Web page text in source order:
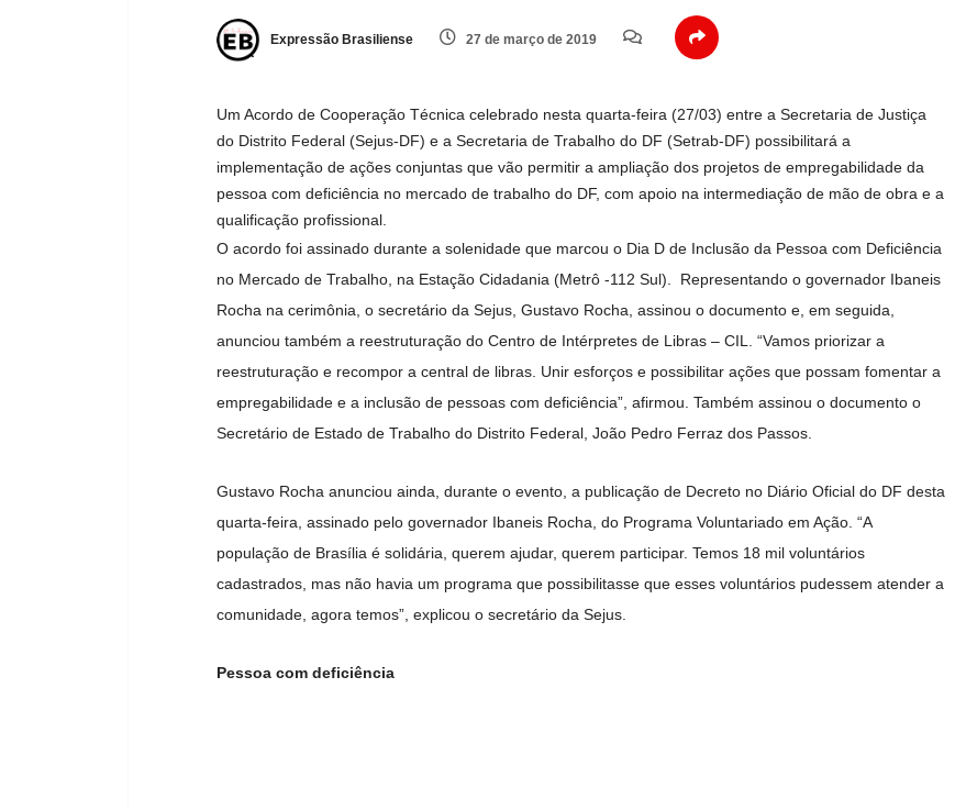
Expressão Brasiliense 27 de março de 2019
Um Acordo de Cooperação Técnica celebrado nesta quarta-feira (27/03) entre a Secretaria de Justiça
do Distrito Federal (Sejus-DF) e a Secretaria de Trabalho do DF (Setrab-DF) possibilitará a
implementação de ações conjuntas que vão permitir a ampliação dos projetos de empregabilidade da
pessoa com deficiência no mercado de trabalho do DF, com apoio na intermediação de mão de obra e a
qualificação profissional.
O acordo foi assinado durante a solenidade que marcou o Dia D de Inclusão da Pessoa com Deficiência
no Mercado de Trabalho, na Estação Cidadania (Metrô -112 Sul). Representando o governador Ibaneis
Rocha na cerimônia, o secretário da Sejus, Gustavo Rocha, assinou o documento e, em seguida,
anunciou também a reestruturação do Centro de Intérpretes de Libras – CIL. “Vamos priorizar a
reestruturação e recompor a central de libras. Unir esforços e possibilitar ações que possam fomentar a
empregabilidade e a inclusão de pessoas com deficiência”, afirmou. Também assinou o documento o
Secretário de Estado de Trabalho do Distrito Federal, João Pedro Ferraz dos Passos.
Gustavo Rocha anunciou ainda, durante o evento, a publicação de Decreto no Diário Oficial do DF desta
quarta-feira, assinado pelo governador Ibaneis Rocha, do Programa Voluntariado em Ação. “A
população de Brasília é solidária, querem ajudar, querem participar. Temos 18 mil voluntários
cadastrados, mas não havia um programa que possibilitasse que esses voluntários pudessem atender a
comunidade, agora temos”, explicou o secretário da Sejus.
Pessoa com deficiência